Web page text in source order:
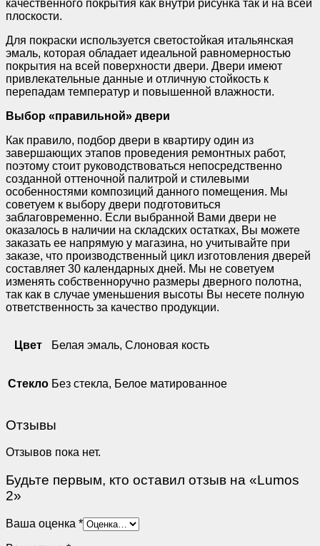
качественного покрытия как внутри рисунка так и на всей
плоскости.
Для покраски используется светостойкая итальянская
эмаль, которая обладает идеальной равномерностью
покрытия на всей поверхности двери. Двери имеют
привлекательные данные и отличную стойкость к
перепадам температур и повышенной влажности.
Выбор «правильной» двери
Как правило, подбор двери в квартиру один из
завершающих этапов проведения ремонтных работ,
поэтому стоит руководствоваться непосредственно
созданной оттеночной палитрой и стилевыми
особенностями композиций данного помещения. Мы
советуем к выбору двери подготовиться
заблаговременно. Если выбранной Вами двери не
оказалось в наличии на складских остатках, Вы можете
заказать ее напрямую у магазина, но учитывайте при
заказе, что производственный цикл изготовления дверей
составляет 30 календарных дней. Мы не советуем
изменять собственноручно размеры дверного полотна,
так как в случае уменьшения высоты Вы несете полную
ответственность за качество продукции.
Цвет Белая эмаль, Слоновая кость
Стекло Без стекла, Белое матированное
Отзывы
Отзывов пока нет.
Будьте первым, кто оставил отзыв на «Lumos
2»
Ваша оценка *